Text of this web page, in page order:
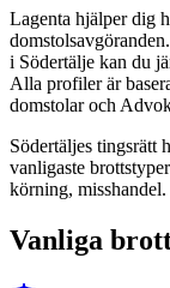
Lagenta hjälper dig
domstolsavgöranden.
i Södertälje kan du
Alla profiler är
domstolar och
Södertäljes tingsrätt
vanligaste
körning, misshandel.
Vanliga